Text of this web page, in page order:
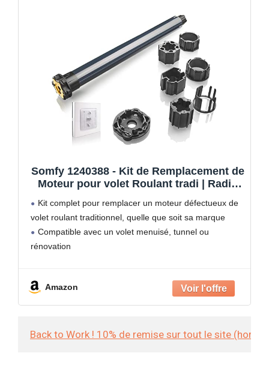
Somfy 1240388 - Kit de Remplacement de
Moteur pour volet Roulant tradi | Radio
Kit complet pour remplacer un moteur défectueux de
volet roulant traditionnel, quelle que soit sa marque
Compatible avec un volet menuisé, tunnel ou
rénovation
programmation à
Amazon
Back to Work ! 10% de remise sur tout le site (hors